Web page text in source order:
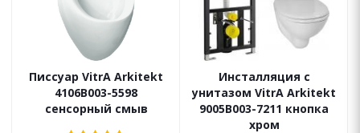
Писсуар VitrA Arkitekt
4106B003-5598
сенсорный смыв
Инсталляция с
унитазом VitrA Arkitekt
9005B003-7211 кнопка
хром